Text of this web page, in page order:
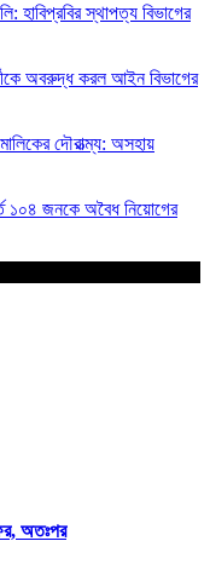
হাবিপ্রবির স্থাপত্য বিভাগের
অবরুদ্ধ করল আইন বিভাগের
দৌরাত্ম্য: অসহায়
১০৪ জনকে অবৈধ নিয়োগের
অতঃপর